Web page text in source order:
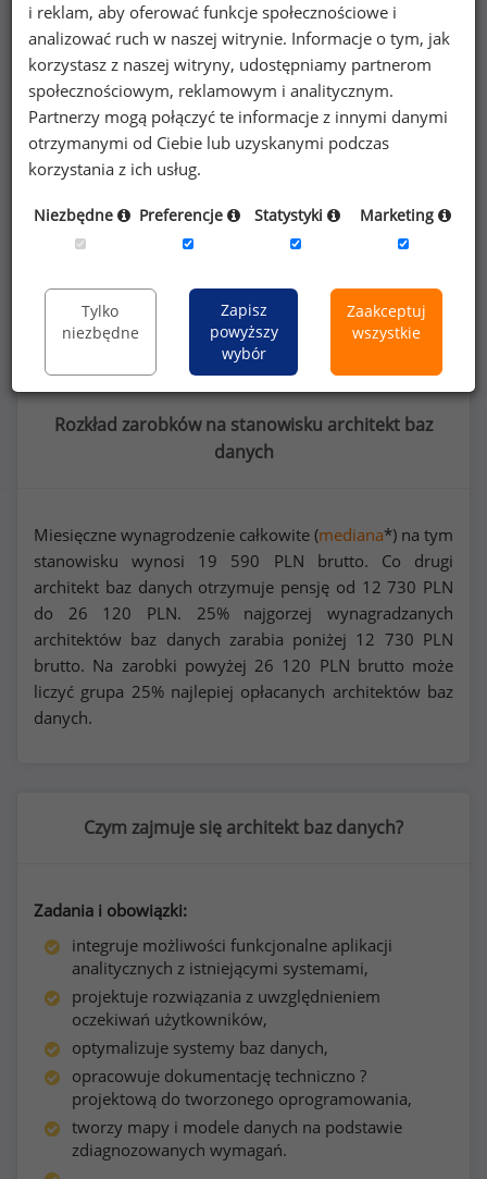
11 19
Szczegółowe dane o wynagrodzeniach na 840
stanowiskachdostępne w strefie premium
portalu wynagrodzenia.pl
Dowiedz się więcej
Rozkład zarobków na stanowisku architekt baz
danych
Miesięczne wynagrodzenie całkowite (mediana*) na tym
stanowisku wynosi 19 590 PLN brutto. Co drugi
architekt baz danych otrzymuje pensję od 12 730 PLN
do 26 120 PLN. 25% najgorzej wynagradzanych
architektów baz danych zarabia poniżej 12 730 PLN
brutto. Na zarobki powyżej 26 120 PLN brutto może
liczyć grupa 25% najlepiej opłacanych architektów baz
danych.
Czym zajmuje się architekt baz danych?
Zadania i obowiązki:
integruje możliwości funkcjonalne aplikacji
analitycznych z istniejącymi systemami,
projektuje rozwiązania z uwzględnieniem
oczekiwań użytkowników,
optymalizuje systemy baz danych,
opracowuje dokumentację techniczno ?
projektową do tworzonego oprogramowania,
tworzy mapy i modele danych na podstawie
zdiagnozowanych wymagań.
i reklam, aby oferować funkcje społecznościowe i
analizować ruch w naszej witrynie. Informacje o tym, jak
korzystasz z naszej witryny, udostępniamy partnerom
społecznościowym, reklamowym i analitycznym.
Partnerzy mogą połączyć te informacje z innymi danymi
otrzymanymi od Ciebie lub uzyskanymi podczas
korzystania z ich usług.
Niezbędne Preferencje Statystyki Marketing
Tylko
niezbędne
Zapisz
powyższy
wybór
Zaakceptuj
wszystkie